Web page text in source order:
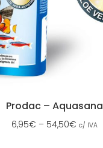
Prodac – Aquasana
6,95€ – 54,50€ c/ IVA